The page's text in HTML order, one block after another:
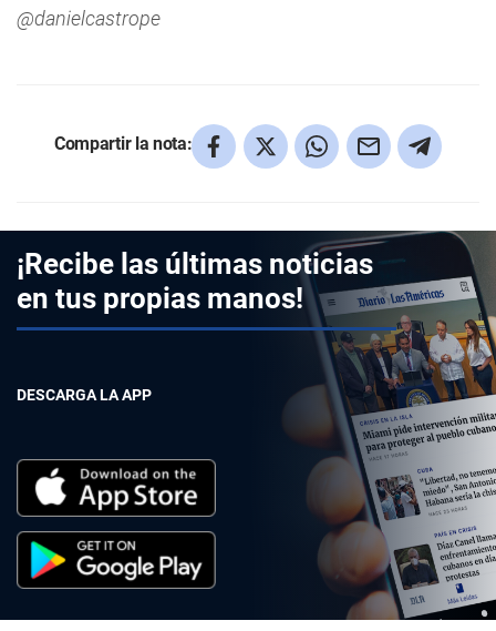
@danielcastrope
Compartir la nota:
¡Recibe las últimas noticias
en tus propias manos!
DESCARGA LA APP